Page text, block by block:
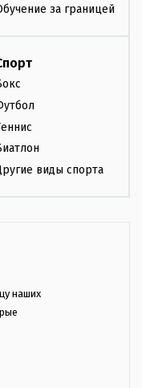
за границей
виды спорта
наших